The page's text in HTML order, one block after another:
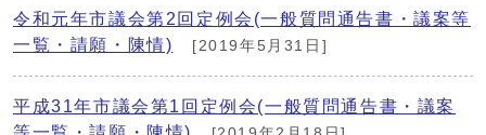
令和元年市議会第2回定例会(一般質問通告書・議案等
一覧・請願・陳情)
[2019年5月31日]
平成31年市議会第1回定例会(一般質問通告書・議案